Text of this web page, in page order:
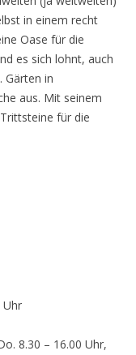
in einem recht
Oase für die
es sich lohnt, auch
Gärten in
aus. Mit seinem
für die
Uhr
8.30 – 16.00 Uhr,